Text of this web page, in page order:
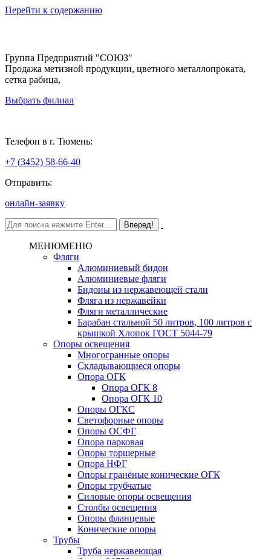
Перейти к содержанию
Группа Предприятий "СОЮЗ"
Продажа метизной продукции, цветного металлопроката,
сетка рабица,
Выбрать филиал
Телефон в г. Тюмень:
+7 (3452) 58-66-40
Отправить:
онлайн-заявку
МЕНЮМЕНЮ
Фляги
Алюминиевый бидон
Алюминиевые фляги
Бидоны из нержавеющей стали
Фляга из нержавейки
Фляги металлические
Барабан стальной 50 литров, 100 литров с
крышкой Хлопок ГОСТ 5044-79
Опоры освещения
Многогранные опоры
Складывающиеся опоры
Опора ОГК
Опора ОГК 8
Опора ОГК 10
Опоры ОГКС
Светофорные опоры
Опоры ОСФГ
Опора парковая
Опоры торшерные
Опора НФГ
Опоры гранёные конические ОГК
Опоры трубчатые
Силовые опоры освещения
Столбы освещения
Опоры фланцевые
Конические опоры
Трубы
Труба нержавеющая